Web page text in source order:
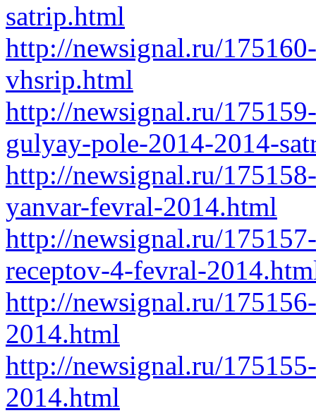
satrip.html
http://newsignal.ru/
vhsrip.html
http://newsignal.ru/
gulyay-pole-2014-2014-
http://newsignal.ru/
yanvar-fevral-2014.html
http://newsignal.ru/
receptov-4-fevral-
http://newsignal.ru/
2014.html
http://newsignal.ru/
2014.html